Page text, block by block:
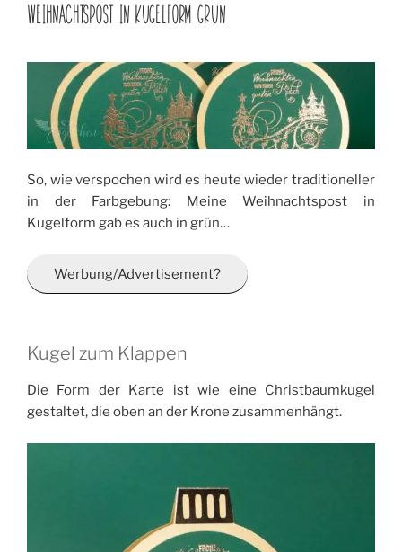
AM
WEIHNACHTSPOST IN KUGELFORM GRÜN
So, wie verspochen wird es heute wieder traditioneller
in der Farbgebung: Meine Weihnachtspost in
Kugelform gab es auch in grün…
Werbung/Advertisement?
Kugel zum Klappen
Die Form der Karte ist wie eine Christbaumkugel
gestaltet, die oben an der Krone zusammenhängt.